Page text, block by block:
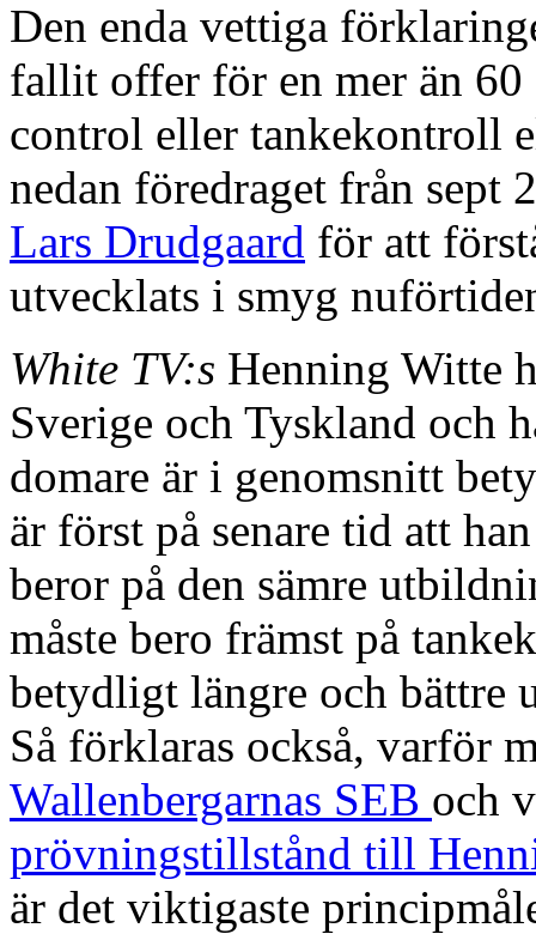
Den enda vettiga
fallit offer för en mer än
control eller tankekontroll
nedan föredraget från sept
Lars Drudgaard för att
utvecklats i smyg
White TV:s Henning Witte
Sverige och Tyskland och
domare är i genomsnitt
är först på senare tid att
beror på den sämre
måste bero främst på
betydligt längre och bättre
Så förklaras också, varför
Wallenbergarnas SEB och
prövningstillstånd till
är det viktigaste